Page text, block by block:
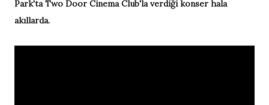
Park'ta Two Door Cinema Club'la verdiği konser hala
akıllarda.